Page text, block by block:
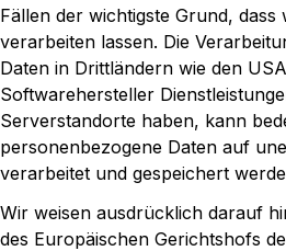
Fällen der wichtigste Grund,
verarbeiten lassen. Die
Daten in Drittländern wie den
Softwarehersteller
Serverstandorte haben, kann
personenbezogene Daten auf
verarbeitet und gespeichert
Wir weisen ausdrücklich darauf
des Europäischen Gerichtshofs